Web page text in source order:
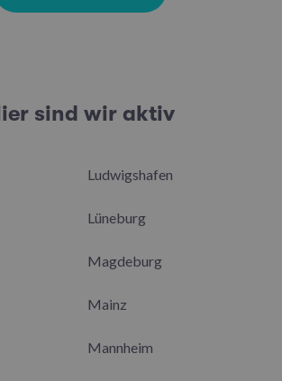
sind wir aktiv
Ludwigshafen
Lüneburg
Magdeburg
Mainz
Mannheim